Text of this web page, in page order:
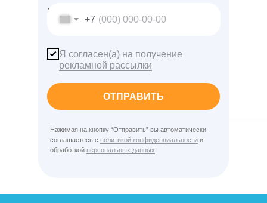
Ваш телефон
+7
Я согласен(а) на получение
рекламной рассылки
ОТПРАВИТЬ
Нажимая на кнопку “Отправить” вы автоматически
соглашаетесь с политикой конфиденциальности и
обработкой персональных данных